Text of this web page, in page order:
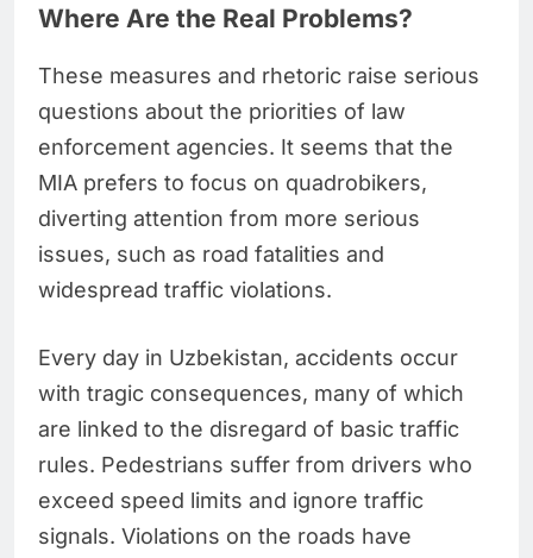
Where Are the Real Problems?
These measures and rhetoric raise serious
questions about the priorities of law
enforcement agencies. It seems that the
MIA prefers to focus on quadrobikers,
diverting attention from more serious
issues, such as road fatalities and
widespread traffic violations.
Every day in Uzbekistan, accidents occur
with tragic consequences, many of which
are linked to the disregard of basic traffic
rules. Pedestrians suffer from drivers who
exceed speed limits and ignore traffic
signals. Violations on the roads have